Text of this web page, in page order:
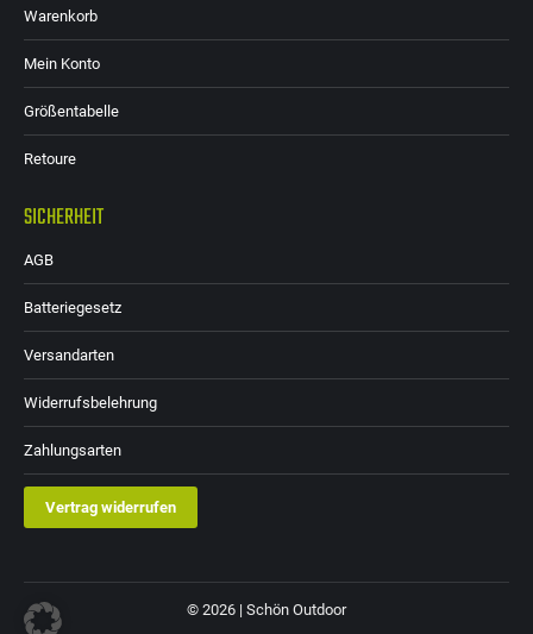
Warenkorb
Mein Konto
Größentabelle
Retoure
SICHERHEIT
AGB
Batteriegesetz
Versandarten
Widerrufsbelehrung
Zahlungsarten
Vertrag widerrufen
© 2026 | Schön Outdoor